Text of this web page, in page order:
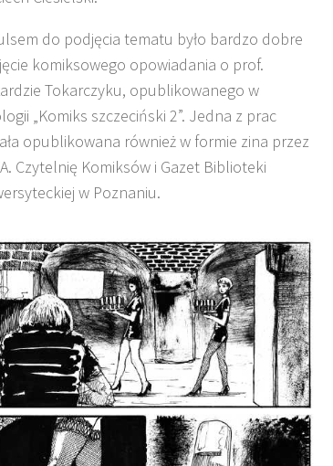
do podjęcia tematu było bardzo dobre
komiksowego opowiadania o prof.
Tokarczyku, opublikowanego w
„Komiks szczeciński 2”. Jedna z prac
opublikowana również w formie zina przez
Czytelnię Komiksów i Gazet Biblioteki
w Poznaniu.